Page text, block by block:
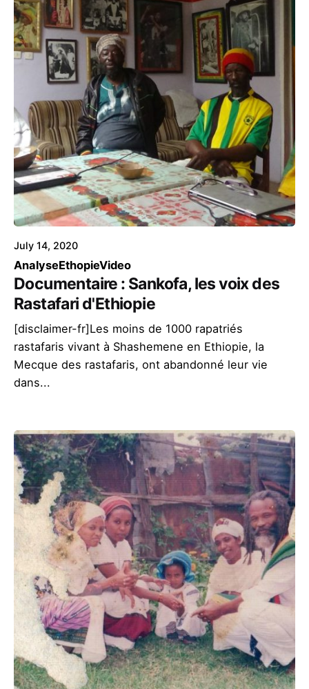
July 14, 2020
AnalyseEthopieVideo
Documentaire : Sankofa, les voix des
Rastafari d'Ethiopie
[disclaimer-fr]Les moins de 1000 rapatriés
rastafaris vivant à Shashemene en Ethiopie, la
Mecque des rastafaris, ont abandonné leur vie
dans...